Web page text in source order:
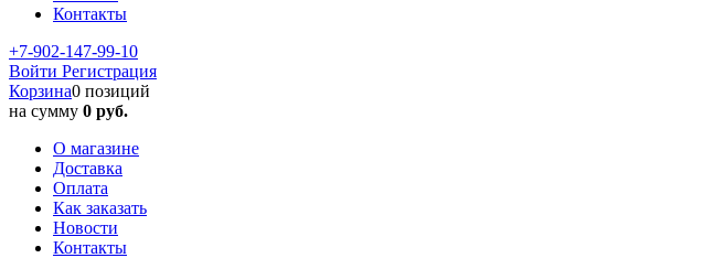
Контакты
+7-902-147-99-10
Войти Регистрация
Корзина0 позиций
на сумму 0 руб.
О магазине
Доставка
Оплата
Как заказать
Новости
Контакты